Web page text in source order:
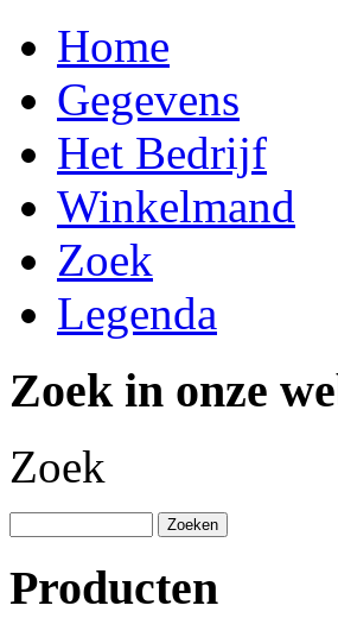
Home
Gegevens
Het Bedrijf
Winkelmand
Zoek
Legenda
Zoek in onze
Zoek
Producten